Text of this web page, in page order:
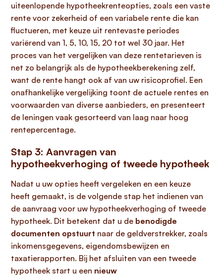
uiteenlopende hypotheekrenteopties, zoals een vaste
rente voor zekerheid of een variabele rente die kan
fluctueren, met keuze uit rentevaste periodes
variërend van 1, 5, 10, 15, 20 tot wel 30 jaar. Het
proces van het vergelijken van deze rentetarieven is
net zo belangrijk als de hypotheekberekening zelf,
want de rente hangt ook af van uw risicoprofiel. Een
onafhankelijke vergelijking toont de actuele rentes en
voorwaarden van diverse aanbieders, en presenteert
de leningen vaak gesorteerd van laag naar hoog
rentepercentage.
Stap 3: Aanvragen van
hypotheekverhoging of tweede hypotheek
Nadat u uw opties heeft vergeleken en een keuze
heeft gemaakt, is de volgende stap het indienen van
de aanvraag voor uw hypotheekverhoging of tweede
hypotheek. Dit betekent dat u de benodigde
documenten opstuurt naar de geldverstrekker, zoals
inkomensgegevens, eigendomsbewijzen en
taxatierapporten. Bij het afsluiten van een tweede
hypotheek start u een nieuw